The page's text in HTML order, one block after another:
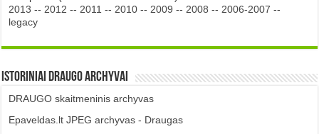
2013 -- 2012 -- 2011 -- 2010 -- 2009 -- 2008 -- 2006-2007 --
legacy
Istoriniai DRAUGO Archyvai
DRAUGO skaitmeninis archyvas
Epaveldas.lt JPEG archyvas - Draugas